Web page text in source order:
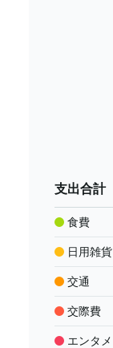
支出合計
食費
日用雑貨
交通
交際費
エンタメ